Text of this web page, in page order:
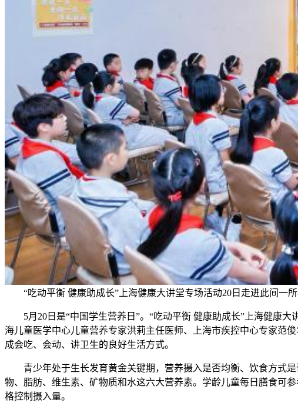
“吃动平衡 健康助成长”上海健康大讲堂专场活动20日走进此间一
5月20日是“中国学生营养日”。“吃动平衡 健康助成长”上海健康大
海儿童医学中心儿童营养专家洪莉主任医师、上海市疾控中心专家范
成会吃、会动、讲卫生的良好生活方式。
青少年处于生长发育黄金关键期，营养摄入是否均衡、饮食方式是
物、脂肪、维生素、矿物质和水这六大营养素。学龄儿童每日膳食可
格控制摄入量。